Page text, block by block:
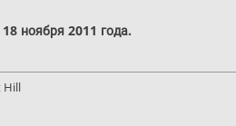
ноября 2011 года.
Hill